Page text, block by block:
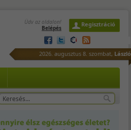
Üdv az oldalon!
Belépés
Regisztráció
2026. augusztus 8. szombat, László